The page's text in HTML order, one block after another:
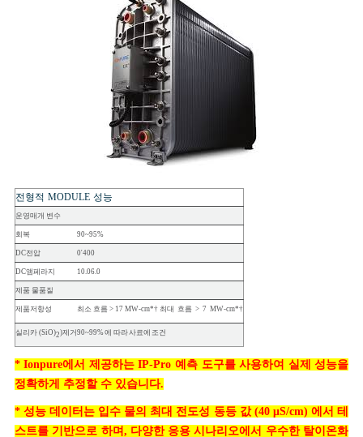
전형적 MODULE 성능
운영매개 변수
회복 90~95%
DC전압 0'400
DC앰페라지 10.06.0
제품 물품질
제품저항성 최소 흐름 > 17 MW-cm*† 최대 흐름 > 7 MW-cm*†
실리카 (SiO)2)제거90~99%에 따라사료에 조건
* Ionpure에서 제공하는 IP-Pro 예측 도구를 사용하여 실제 성능을
정확하게 추정할 수 있습니다.
* 성능 데이터는 입수 물의 최대 전도성 동등 값 (40 μS/cm) 에서 테
스트를 기반으로 하며, 다양한 응용 시나리오에서 우수한 탈이온화